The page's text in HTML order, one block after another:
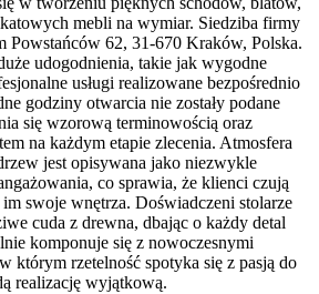
mebli na wymiar. Siedziba firmy
Powstańców 62, 31-670 Kraków, Polska.
udogodnienia, takie jak wygodne
usługi realizowane bezpośrednio
godziny otwarcia nie zostały podane
się wzorową terminowością oraz
na każdym etapie zlecenia. Atmosfera
jest opisywana jako niezwykle
co sprawia, że klienci czują
swoje wnętrza. Doświadczeni stolarze
cuda z drewna, dbając o każdy detal
komponuje się z nowoczesnymi
którym rzetelność spotyka się z pasją do
realizację wyjątkową.